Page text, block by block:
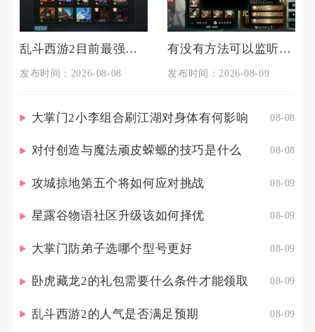
乱斗西游2目前最强的阵容是哪个
发布时间：2026-08-08
有没有方法可以监听影之刃支线任务
发布时间：2026-08-09
大掌门2小李组合刷江湖对身体有何影响 08-08
对付创造与魔法顽皮蝾螈的技巧是什么 08-08
攻城掠地第五个将如何应对挑战 08-09
星露谷物语社区升级该如何择优 08-09
大掌门防弟子选哪个型号更好 08-09
卧虎藏龙2的礼包需要什么条件才能领取 08-09
乱斗西游2的人气是否满足预期 08-09